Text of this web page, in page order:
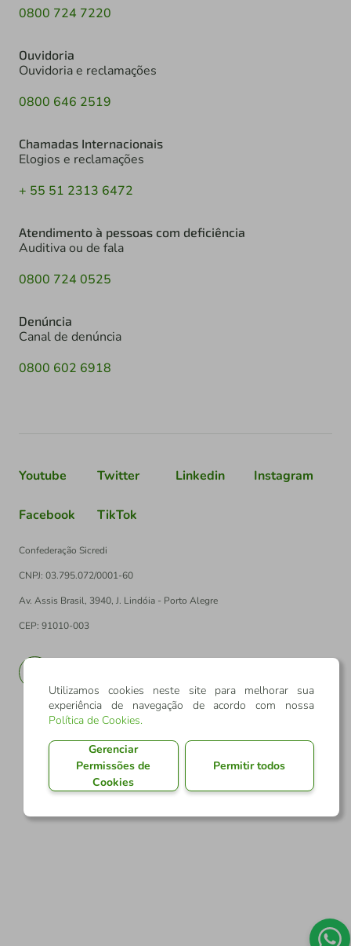
0800 724 7220
Ouvidoria
Ouvidoria e reclamações
0800 646 2519
Chamadas Internacionais
Elogios e reclamações
+ 55 51 2313 6472
Atendimento à pessoas com deficiência
Auditiva ou de fala
0800 724 0525
Denúncia
Canal de denúncia
0800 602 6918
Youtube Twitter Linkedin Instagram
Facebook TikTok
Confederação Sicredi
CNPJ: 03.795.072/0001-60
Av. Assis Brasil, 3940, J. Lindóia - Porto Alegre
CEP: 91010-003
Utilizamos cookies neste site para melhorar sua
experiência de navegação de acordo com nossa
Política de Cookies.
Gerenciar
Permissões de
Cookies
Permitir todos